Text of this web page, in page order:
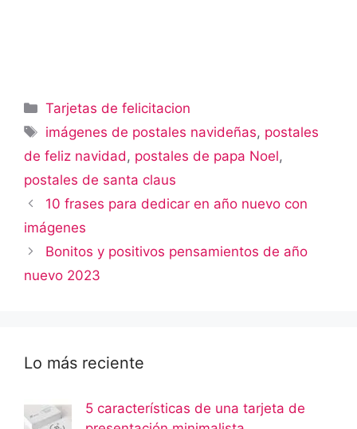
Categorías
Tarjetas de felicitacion
Etiquetas
imágenes de postales navideñas, postales
de feliz navidad , postales de papa Noel,
postales de santa claus
10 frases para dedicar en año nuevo con
imágenes
Bonitos y positivos pensamientos de año
nuevo 2023
Lo más reciente
5 características de una tarjeta de